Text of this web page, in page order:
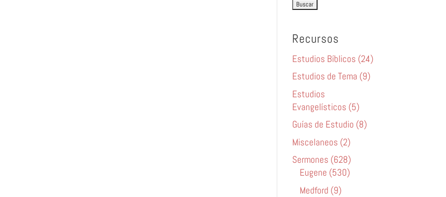
Recursos
Estudios Bíblicos (24)
Estudios de Tema (9)
Estudios
Evangelísticos (5)
Guías de Estudio (8)
Miscelaneos (2)
Sermones (628)
Eugene (530)
Medford (9)